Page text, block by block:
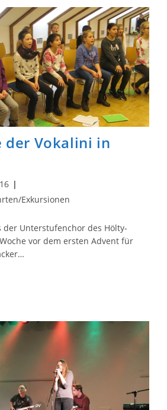
der Vokalini in
Exkursionen
der Unterstufenchor des Hölty-
vor dem ersten Advent für